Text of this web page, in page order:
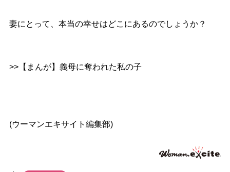
妻にとって、本当の幸せはどこにあるのでしょうか？
>>【まんが】義母に奪われた私の子
(ウーマンエキサイト編集部)